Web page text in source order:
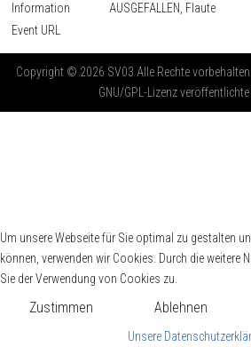
Information
AUSGEFALLEN, Flaute
Event URL
Copyright © 2026 SV03 Alle Rechte
GNU/GPL-Lizenz
Um unsere Webseite für Sie optimal zu gestalten
können, verwenden wir Cookies. Durch die weitere
Sie der Verwendung von Cookies zu.
Zustimmen Ablehnen
Unsere